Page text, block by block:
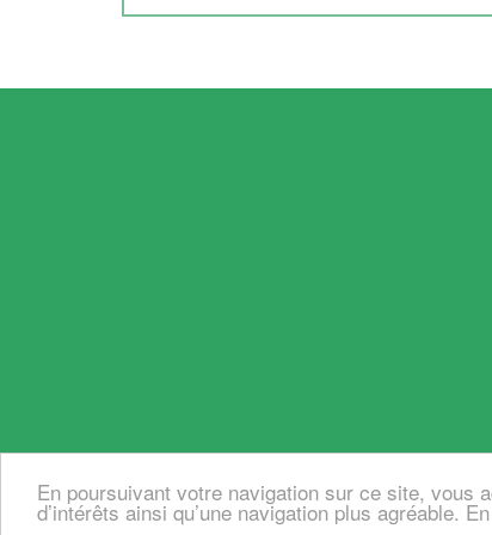
En poursuivant votre navigation sur ce site, vous
d’intérêts ainsi qu’une navigation plus agréable. En
© 2026, éditionsdes femmes-
avec EvidenSSE, une solutionPythagoria